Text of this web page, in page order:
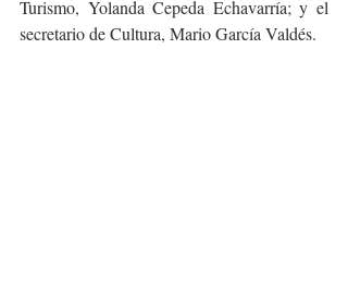
Turismo, Yolanda Cepeda Echavarría; y el
secretario de Cultura, Mario García Valdés.